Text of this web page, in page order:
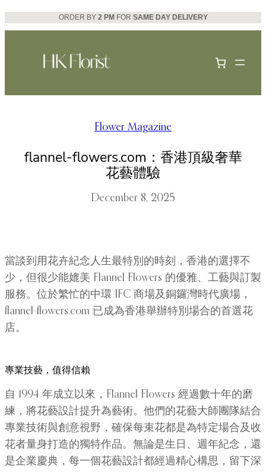
Skip
to
ORDER BY 2 PM FOR SAME DAY DELIVERY
Flower Magazine
flannel-flowers.com：香港頂級奢華
花藝體驗
December 8, 2025
當談到用花卉紀念人生最特別的時刻，香港的選擇不
少，但很少能媲美 Flannel Flowers 的優雅、工藝與訂製
服務。位於繁忙的中環 IFC 商場及銅鑼灣時代廣場，
flannel-flowers.com 已成為香港舉辦特別場合的首選花
店。
專業技藝，值得信賴
自 1994 年成立以來，Flannel Flowers 經過數十年的磨
練，將花藝設計提升為藝術。他們的花藝大師團隊結合
專業技術與創意視野，確保每束花都是為特定場合及收
花者量身打造的獨特作品。無論是生日、週年紀念，還
是企業慶典，每一個花藝設計都經過精心構思，留下深